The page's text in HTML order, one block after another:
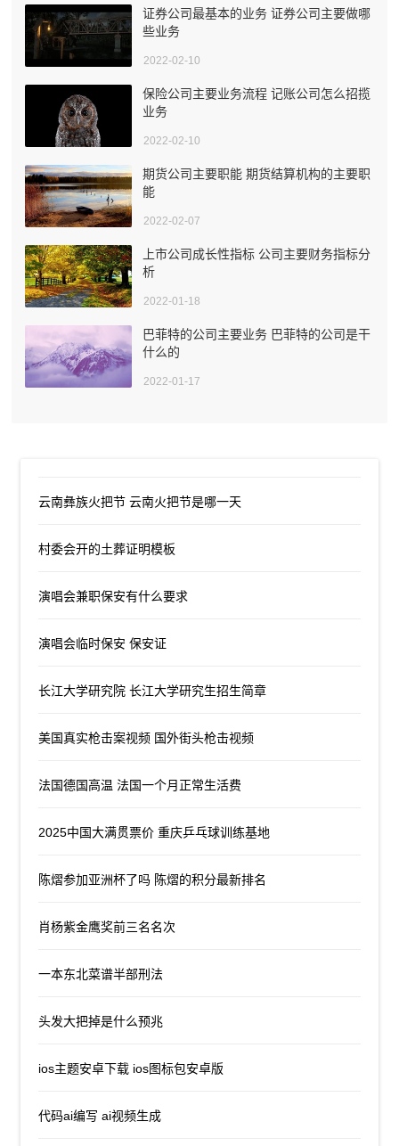
证券公司最基本的业务 证券公司主要做哪
些业务
2022-02-10
保险公司主要业务流程 记账公司怎么招揽
业务
2022-02-10
期货公司主要职能 期货结算机构的主要职
能
2022-02-07
上市公司成长性指标 公司主要财务指标分
析
2022-01-18
巴菲特的公司主要业务 巴菲特的公司是干
什么的
2022-01-17
云南彝族火把节 云南火把节是哪一天
村委会开的土葬证明模板
演唱会兼职保安有什么要求
演唱会临时保安 保安证
长江大学研究院 长江大学研究生招生简章
美国真实枪击案视频 国外街头枪击视频
法国德国高温 法国一个月正常生活费
2025中国大满贯票价 重庆乒乓球训练基地
陈熠参加亚洲杯了吗 陈熠的积分最新排名
肖杨紫金鹰奖前三名名次
一本东北菜谱半部刑法
头发大把掉是什么预兆
ios主题安卓下载 ios图标包安卓版
代码ai编写 ai视频生成